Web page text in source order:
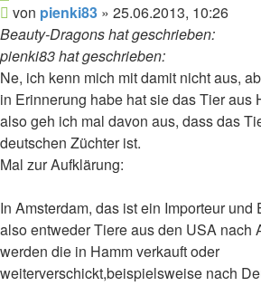
Beitrag
von pienki83 » 25.06.2013, 10:26
Beauty-Dragons hat geschrieben:
pienki83 hat geschrieben:
Ne, ich kenn mich mit damit nicht aus,
in Erinnerung habe hat sie das Tier aus
also geh ich mal davon aus, dass das
deutschen Züchter ist.
Mal zur Aufklärung:
In Amsterdam, das ist ein Importeur und
also entweder Tiere aus den USA nach
werden die in Hamm verkauft oder
weiterverschickt,beispielsweise nach